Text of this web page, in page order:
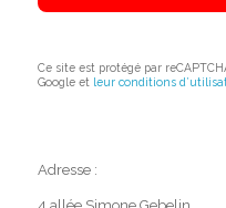
Ce site est protégé par
Google et leur conditions
Adresse :